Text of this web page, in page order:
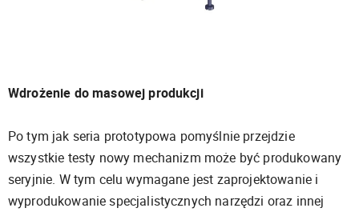
Wdrożenie do masowej produkcji
Po tym jak seria prototypowa pomyślnie przejdzie
wszystkie testy nowy mechanizm może być produkowany
seryjnie. W tym celu wymagane jest zaprojektowanie i
wyprodukowanie specjalistycznych narzędzi oraz innej